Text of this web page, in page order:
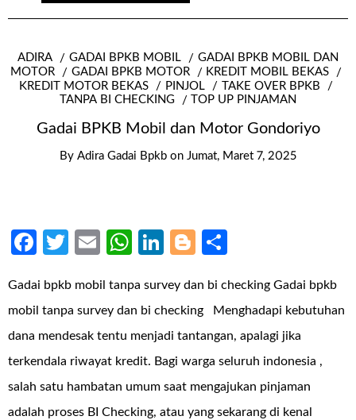
ADIRA GADAI BPKB MOBIL
GADAI BPKB MOBIL DAN
MOTOR
GADAI BPKB MOTOR
KREDIT MOBIL BEKAS
KREDIT MOTOR BEKAS
PINJOL
TAKE OVER BPKB
TANPA BI CHECKING
TOP UP PINJAMAN
Gadai BPKB Mobil dan Motor Gondoriyo
By Adira Gadai Bpkb on Jumat, Maret 7, 2025
Facebook
Twitter
EmailWhatsApp
LinkedIn
Blogger
Gadai bpkb mobil tanpa survey dan bi checking Gadai bpkb
mobil tanpa survey dan bi checking Menghadapi kebutuhan
dana mendesak tentu menjadi tantangan, apalagi jika
terkendala riwayat kredit. Bagi warga seluruh indonesia ,
salah satu hambatan umum saat mengajukan pinjaman
adalah proses BI Checking, atau yang sekarang di kenal